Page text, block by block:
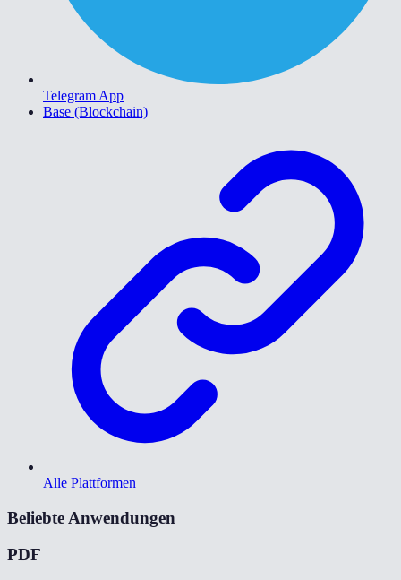
Telegram App
Base (Blockchain)
Alle Plattformen
Beliebte Anwendungen
PDF